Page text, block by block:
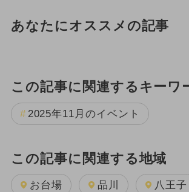
あなたにオススメの記事
この記事に関連するキーワ
2025年11月のイベント
この記事に関連する地域
お台場 品川 八王子